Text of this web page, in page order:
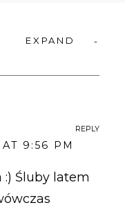
EXPAND
9:56 PM
REPLY
Śluby latem